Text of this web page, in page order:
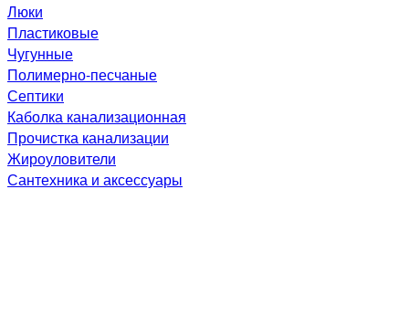
Люки
Пластиковые
Чугунные
Полимерно-песчаные
Септики
Каболка канализационная
Прочистка канализации
Жироуловители
Сантехника и аксессуары